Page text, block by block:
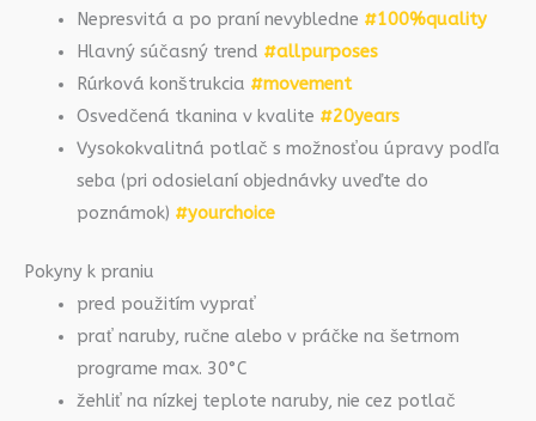
Nepresvitá a po praní nevybledne #100%quality
Hlavný súčasný trend #allpurposes
Rúrková konštrukcia #movement
Osvedčená tkanina v kvalite #20years
Vysokokvalitná potlač s možnosťou úpravy podľa
seba (pri odosielaní objednávky uveďte do
poznámok) #yourchoice
Pokyny k praniu
pred použitím vyprať
prať naruby, ručne alebo v práčke na šetrnom
programe max. 30°C
žehliť na nízkej teplote naruby, nie cez potlač